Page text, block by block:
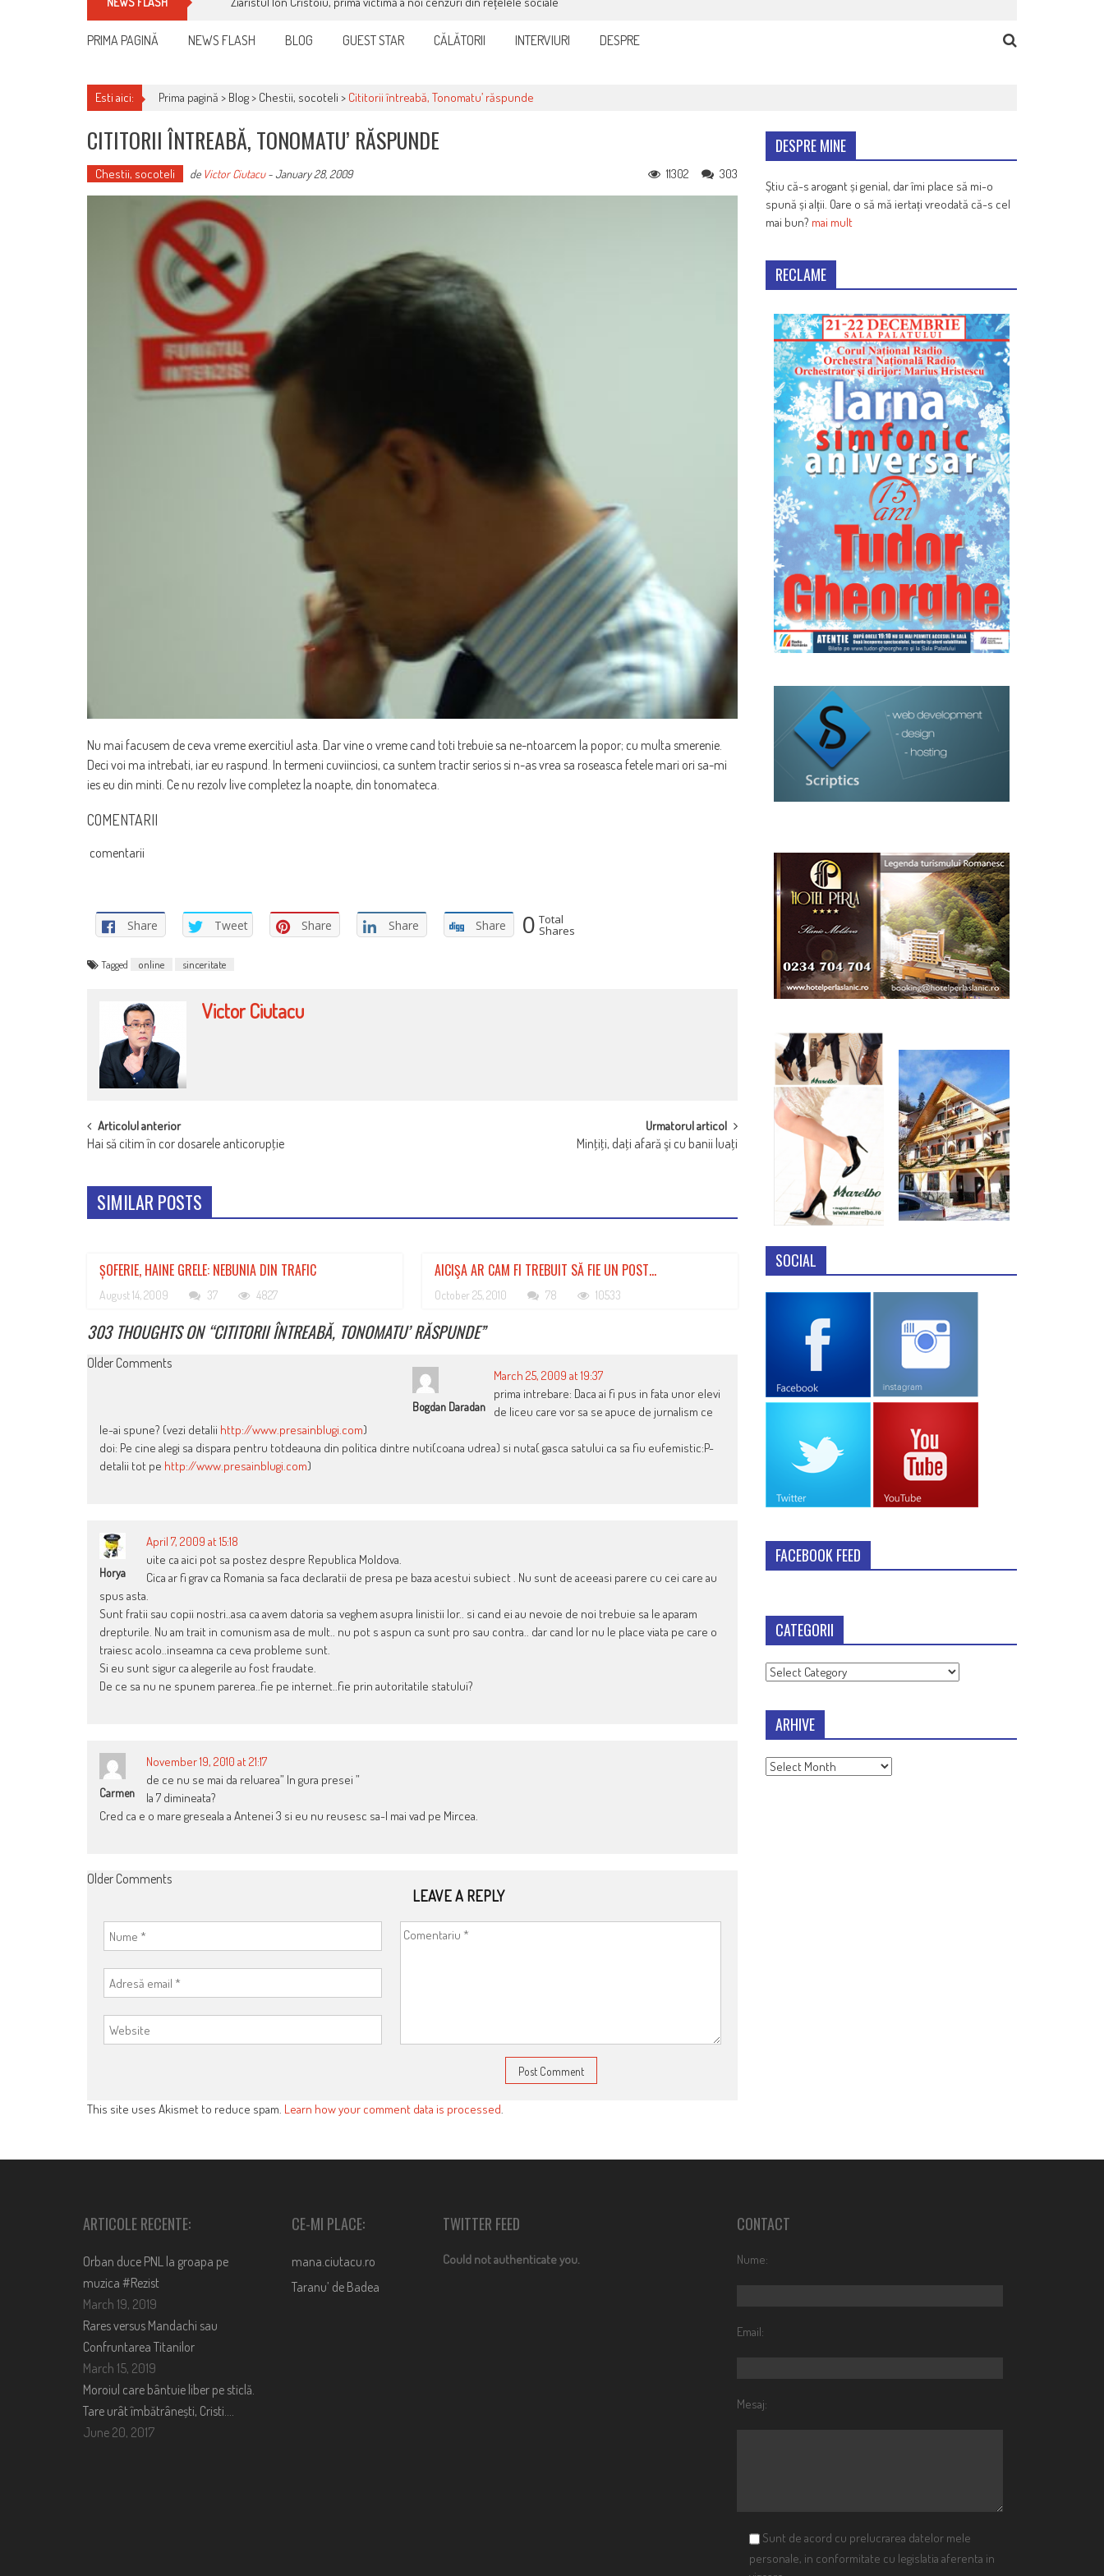
PRIMA PAGINĂ NEWS FLASH BLOG GUEST STAR CĂLĂTORII INTERVIURI DESPRE
Esti aici: Prima pagină > Blog> Chestii, socoteli > Cititorii întreabă, Tonomatu’ răspunde
CITITORII ÎNTREABĂ, TONOMATU’ RĂSPUNDE
Chestii, socoteli de Victor Ciutacu-January 28, 2009 303
11302
Nu mai facusem de ceva vreme exercitiul asta. Dar vine o vreme cand toti trebuie sa ne-ntoarcem la popor; cu multa smerenie.
Deci voi ma intrebati, iar eu raspund. In termeni cuviinciosi, ca suntem tractir serios si n-as vrea sa roseasca fetele mari ori sa-mi
ies eu din minti. Ce nu rezolv live completez la noapte, din tonomateca.
COMENTARII
comentarii
Share Tweet Share Share Share 0 Total
Shares
Tagged online sinceritate
Victor Ciutacu
POST
NAVIGATION
Articolul anterior
Hai să citim în cor dosarele anticorupţie
Urmatorul articol
Minţiţi, daţi afară şi cu banii luaţi
SIMILAR POSTS
ȘOFERIE, HAINE GRELE: NEBUNIA DIN TRAFIC
August 14, 2009 37 4827
AICIŞA AR CAM FI TREBUIT SĂ FIE UN POST…
October 25, 2010 78 10533
303 THOUGHTS ON “CITITORII ÎNTREABĂ, TONOMATU’ RĂSPUNDE”
COMMENT
Older Comments
Bogdan Daradan
March 25, 2009 at 19:37
prima intrebare: Daca ai fi pus in fata unor elevi
de liceu care vor sa se apuce de jurnalism ce
le-ai spune? (vezi detalii http://www.presainblugi.com)
doi: Pe cine alegi sa dispara pentru totdeauna din politica dintre nuti(coana udrea) si nuta( gasca satului ca sa fiu eufemistic:P-
detalii tot pe http://www.presainblugi.com)
Horya
April 7, 2009 at 15:18
uite ca aici pot sa postez despre Republica Moldova.
Cica ar fi grav ca Romania sa faca declaratii de presa pe baza acestui subiect . Nu sunt de aceeasi parere cu cei care au
spus asta.
Sunt fratii sau copii nostri..asa ca avem datoria sa veghem asupra linistii lor.. si cand ei au nevoie de noi trebuie sa le aparam
drepturile. Nu am trait in comunism asa de mult.. nu pot s aspun ca sunt pro sau contra.. dar cand lor nu le place viata pe care o
traiesc acolo..inseamna ca ceva probleme sunt.
Si eu sunt sigur ca alegerile au fost fraudate.
De ce sa nu ne spunem parerea..fie pe internet..fie prin autoritatile statului?
Carmen
November 19, 2010 at 21:17
de ce nu se mai da reluarea” In gura presei ”
la 7 dimineata?
Cred ca e o mare greseala a Antenei 3 si eu nu reusesc sa-l mai vad pe Mircea.
COMMENT
Older Comments
LEAVE A REPLY
This site uses Akismet to reduce spam. Learn how your comment data is processed.
DESPRE MINE
Știu că-s arogant și genial, dar îmi place să mi-o
spună și alții. Oare o să mă iertați vreodată că-s cel
mai bun? mai mult
RECLAME
SOCIAL
FACEBOOK FEED
CATEGORII
Categorii
ARHIVE
Arhive
ARTICOLE RECENTE:
Orban duce PNL la groapa pe
muzica #Rezist
March 19, 2019
Rares versus Mandachi sau
Confruntarea Titanilor
March 15, 2019
Moroiul care bântuie liber pe sticlă.
Tare urât îmbătrânești, Cristi….
June 20, 2017
CE-MI PLACE:
mana.ciutacu.ro
Taranu’ de Badea
TWITTER FEED
Could not authenticate you.
CONTACT
Nume:
Email:
Mesaj:
Sunt de acord cu prelucrarea datelor mele
personale, in conformitate cu legislatia aferenta in